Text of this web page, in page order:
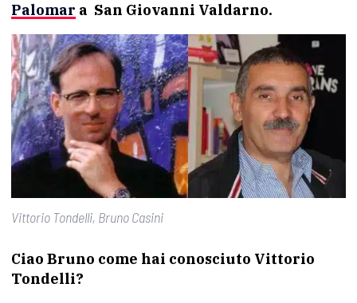
Palomar a San Giovanni Valdarno.
Vittorio Tondelli, Bruno Casini
Ciao Bruno come hai conosciuto Vittorio
Tondelli?